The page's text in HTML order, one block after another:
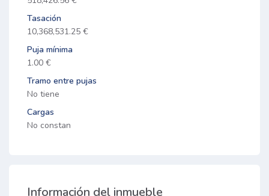
Tasación
10,368,531.25 €
Puja mínima
1.00 €
Tramo entre pujas
No tiene
Cargas
No constan
Información del inmueble